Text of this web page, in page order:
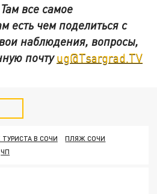
все самое
есть чем поделиться с
наблюдения, вопросы,
почтуug@Tsargrad.TV
В СОЧИ
ПЛЯЖ СОЧИ
ЧП